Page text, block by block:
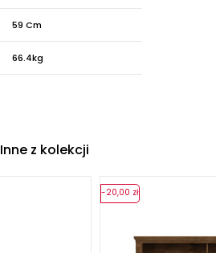
59 Cm
66.4kg
Inne z kolekcji
-20,00 zł